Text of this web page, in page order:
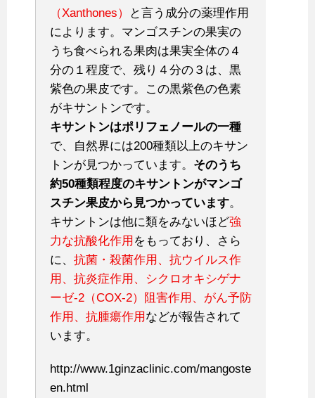
（Xanthones）
と言う成分の薬理作用
によります。マンゴスチンの果実の
うち食べられる果肉は果実全体の４
分の１程度で、残り４分の３は、黒
紫色の果皮です。この黒紫色の色素
がキサントンです。
キサントンはポリフェノールの一種
で、自然界には200種類以上のキサン
トンが見つかっています。 そのうち
約50種類程度のキサントンがマンゴ
スチン果皮から見つかっています。
キサントンは他に類をみないほど強
力な抗酸化作用 をもっており、さら
に、 抗菌・殺菌作用、抗ウイルス作
用、抗炎症作用、シクロオキシゲナ
ーゼ-2（COX-2）阻害作用、がん予防
作用、抗腫瘍作用 などが報告されて
います。
http://www.1ginzaclinic.com/mangoste
en.html